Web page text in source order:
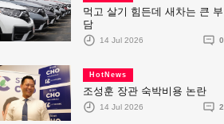
먹고 살기 힘든데 새차는 큰 부
담
14 Jul 2026 0
HotNews
조성훈 장관 숙박비용 논란
14 Jul 2026 2